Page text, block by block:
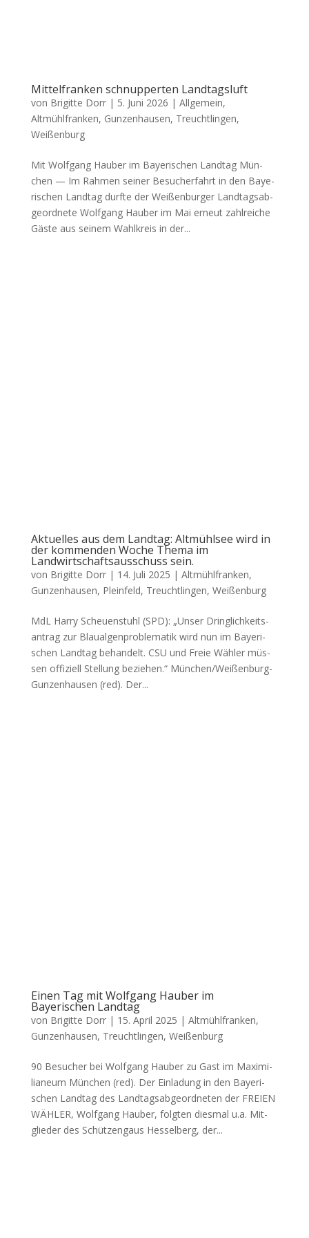
Mittelfranken schnupperten Landtagsluft
von Brigitte Dorr| 5. Juni 2026 | Allgemein,
Altmühlfranken, Gunzenhausen, Treuchtlingen,
Weißenburg
Mit Wolf­gang Hau­ber im Baye­ri­schen Land­tag Mün­
chen — Im Rah­men sei­ner Besu­cher­fahrt in den Baye­
ri­schen Land­tag durf­te der Wei­ßen­bur­ger Land­tags­ab­
ge­ord­ne­te Wolf­gang Hau­ber im Mai erneut zahl­rei­che
Gäs­te aus sei­nem Wahl­kreis in der...
Aktuelles aus dem Landtag: Altmühlsee wird in
der kommenden Woche Thema im
Landwirtschaftsausschuss sein.
von Brigitte Dorr| 14. Juli 2025 | Altmühlfranken,
Gunzenhausen, Pleinfeld, Treuchtlingen, Weißenburg
MdL Har­ry Scheu­en­stuhl (SPD): „Unser Dring­lich­keits­
an­trag zur Blau­al­gen­pro­ble­ma­tik wird nun im Baye­ri­
schen Land­tag behan­delt. CSU und Freie Wäh­ler müs­
sen offi­zi­ell Stel­lung bezie­hen.“ Mün­chen/­Wei­ßen­burg-
Gun­zen­hau­sen (red). Der...
Einen Tag mit Wolfgang Hauber im
Bayerischen Landtag
von Brigitte Dorr| 15. April 2025 | Altmühlfranken,
Gunzenhausen, Treuchtlingen, Weißenburg
90 Besu­cher bei Wolf­gang Hau­ber zu Gast im Maxi­mi­
lia­ne­um Mün­chen (red). Der Ein­la­dung in den Baye­ri­
schen Land­tag des Land­tags­ab­ge­ord­ne­ten der FREIEN
WÄHLER, Wolf­gang Hau­ber, folg­ten dies­mal u.a. Mit­
glie­der des Schüt­zen­gaus Hes­sel­berg, der...